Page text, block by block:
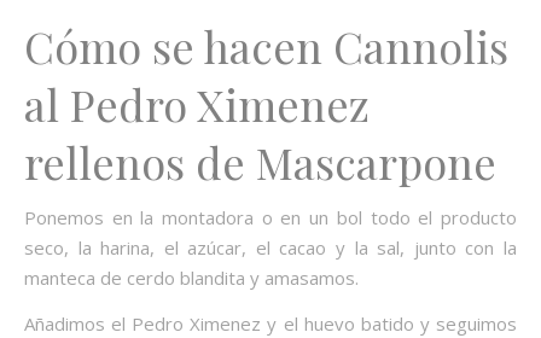
Cómo se hacen Cannolis
al Pedro Ximenez
rellenos de Mascarpone
Ponemos en la montadora o en un bol todo el producto
seco, la harina, el azúcar, el cacao y la sal, junto con la
manteca de cerdo blandita y amasamos.
Añadimos el Pedro Ximenez y el huevo batido y seguimos